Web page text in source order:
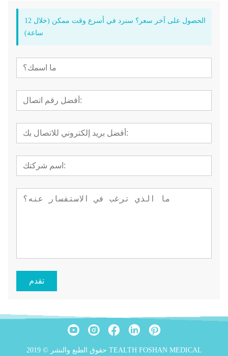
الحصول على آخر سعر؟ سنرد في أسرع وقت ممكن (خلال 12
ساعة)
تقدم
حقوق الطبع والنشر © 2019 TEALTH FOSHAN MEDICAL